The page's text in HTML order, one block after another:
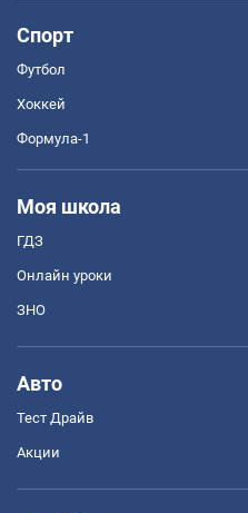
Спорт
Футбол
Хоккей
Формула-1
Моя школа
ГДЗ
Онлайн уроки
ЗНО
Авто
Тест Драйв
Акции